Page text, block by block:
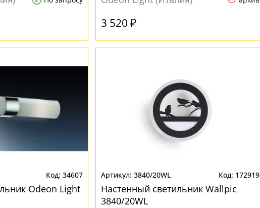
3 520 ₽
34607
Odeon Light
3840/20WL 172919
Настенный светильник Wallpic
3840/20WL